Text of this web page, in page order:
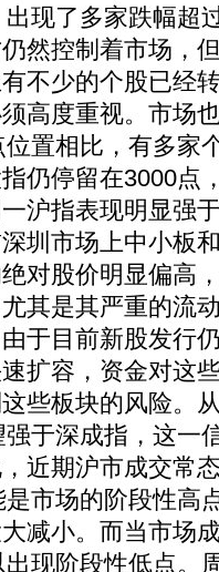
现了多家跌幅超
然控制着市场，
不少的个股已经
高度重视。市场
置相比，有多家
仍停留在3000点
沪指表现明显强
圳市场上中小板
对股价明显偏高
其是其严重的流
于目前新股发行
扩容，资金对这
些板块的风险。
于深成指，这一
近期沪市成交常
市场的阶段性高
减小。而当市场
现阶段性低点。